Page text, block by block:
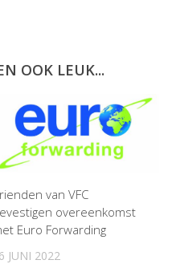
OOK LEUK...
van VFC
overeenkomst
Euro Forwarding
JUNI 2022